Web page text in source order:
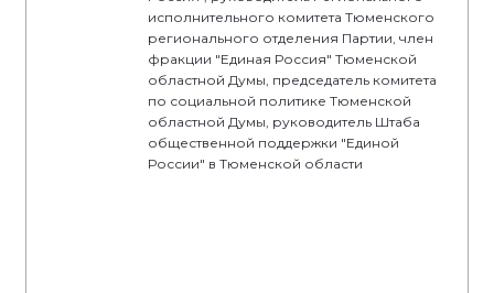
исполнительного комитета Тюменского
регионального отделения Партии, член
фракции "Единая Россия" Тюменской
областной Думы, председатель комитета
по социальной политике Тюменской
областной Думы, руководитель Штаба
общественной поддержки "Единой
России" в Тюменской области